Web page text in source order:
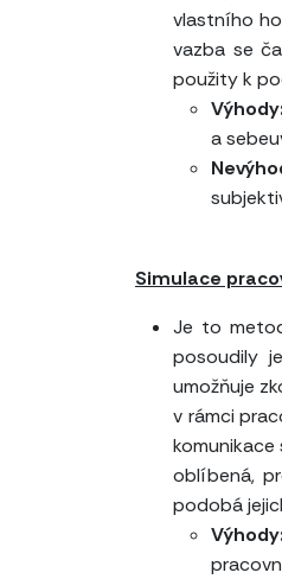
vlastního
vazba se
použity k
Výhody:
a
Simulace
Je to
posoudily
umožňuje
v rámci
oblíbená,
podobá
Výhody: